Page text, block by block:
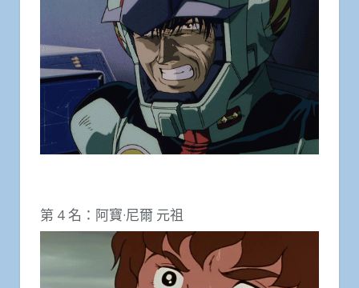
第 4 名：阿寶·尼爾 元祖